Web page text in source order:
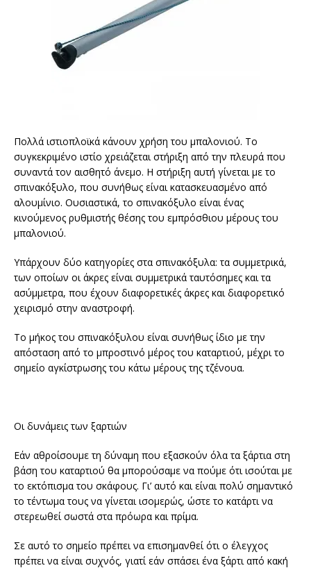
Πολλά ιστιοπλοϊκά κάνουν χρήση του μπαλονιού. Το
συγκεκριμένο ιστίο χρειάζεται στήριξη από την πλευρά που
συναντά τον αισθητό άνεμο. Η στήριξη αυτή γίνεται με το
σπινακόξυλο, που συνήθως είναι κατασκευασμένο από
αλουμίνιο. Ουσιαστικά, το σπινακόξυλο είναι ένας
κινούμενος ρυθμιστής θέσης του εμπρόσθιου μέρους του
μπαλονιού.
Υπάρχουν δύο κατηγορίες στα σπινακόξυλα: τα συμμετρικά,
των οποίων οι άκρες είναι συμμετρικά ταυτόσημες και τα
ασύμμετρα, που έχουν διαφορετικές άκρες και διαφορετικό
χειρισμό στην αναστροφή.
Το μήκος του σπινακόξυλου είναι συνήθως ίδιο με την
απόσταση από το μπροστινό μέρος του καταρτιού, μέχρι το
σημείο αγκίστρωσης του κάτω μέρους της τζένουα.
Οι δυνάμεις των ξαρτιών
Εάν αθροίσουμε τη δύναμη που εξασκούν όλα τα ξάρτια στη
βάση του καταρτιού θα μπορούσαμε να πούμε ότι ισούται με
το εκτόπισμα του σκάφους. Γι’ αυτό και είναι πολύ σημαντικό
το τέντωμα τους να γίνεται ισομερώς, ώστε το κατάρτι να
στερεωθεί σωστά στα πρόωρα και πρίμα.
Σε αυτό το σημείο πρέπει να επισημανθεί ότι ο έλεγχος
πρέπει να είναι συχνός, γιατί εάν σπάσει ένα ξάρτι από κακή